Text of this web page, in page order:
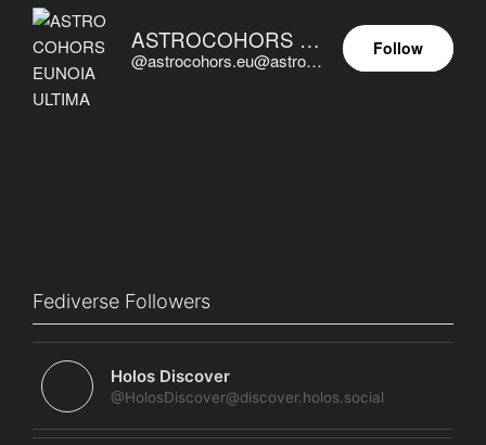
ASTROCOHORS EUNOIA ULTIMA
@astrocohors.eu@astrocohors.eu
Follow
Fediverse Followers
Holos Discover
@HolosDiscover@discover.holos.social